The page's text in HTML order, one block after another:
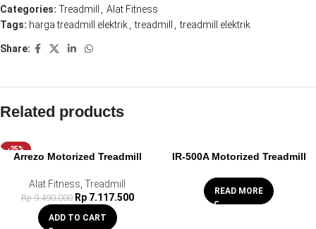
Categories: Treadmill
Alat Fitness
Tags: harga treadmill elektrik treadmill treadmill elektrik
Share:
Related products
-25%
Arrezo Motorized Treadmill
Alat Fitness Treadmill
Rp9.490.000 Rp7.117.500
ADD TO CART
IR-500A Motorized Treadmill
READ MORE